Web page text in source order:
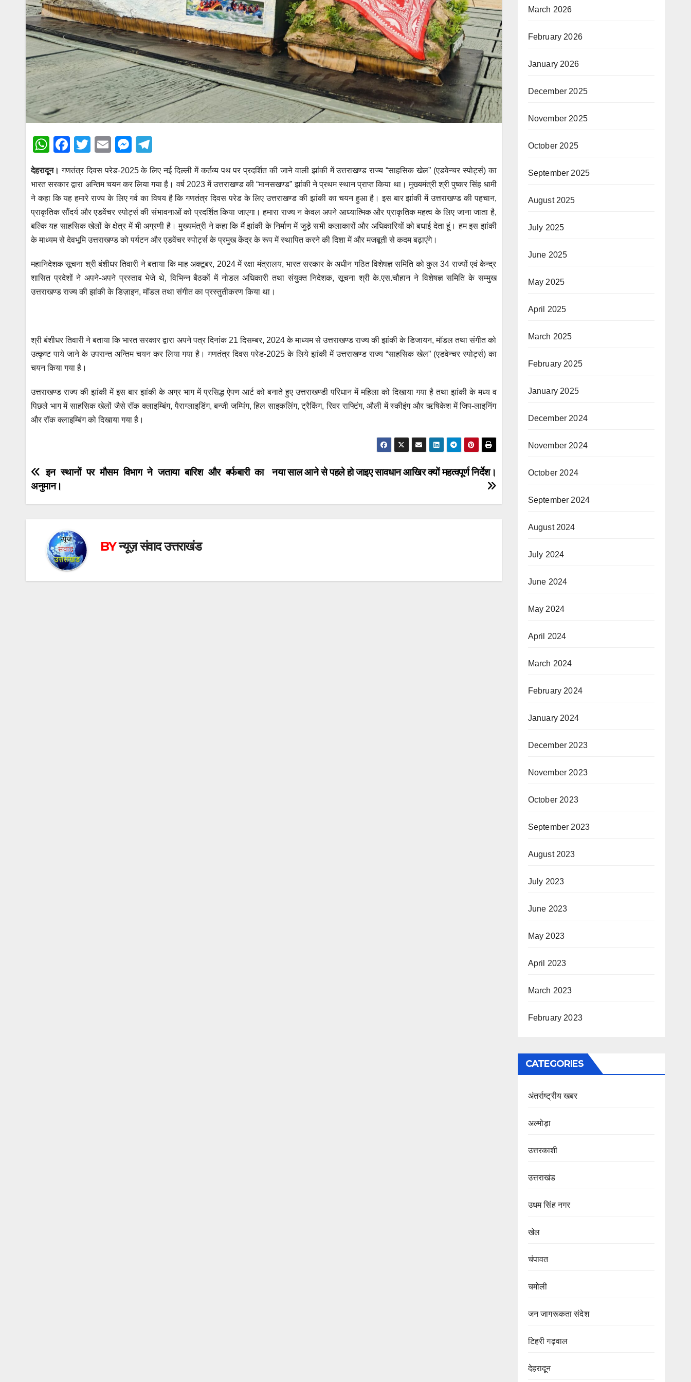
W
at
s
A
p
p
F
a
c
e
b
o
o
k
T
tt
er
E
ail
M
ss
e
n
g
er
el
e
gr
a
m
देहरादून। गणतंत्र दिवस परेड-2025 के लिए नई दिल्ली में कर्तव्य पथ पर प्रदर्शित की जाने वाली झांकी में उत्तराखण्ड राज्य “साहसिक खेल” (एडवेन्चर स्पोर्ट्स) का
भारत सरकार द्वारा अन्तिम चयन कर लिया गया है। वर्ष 2023 में उत्तराखण्ड की “मानसखण्ड” झांकी ने प्रथम स्थान प्राप्त किया था। मुख्यमंत्री श्री पुष्कर सिंह धामी
ने कहा कि यह हमारे राज्य के लिए गर्व का विषय है कि गणतंत्र दिवस परेड के लिए उत्तराखण्ड की झांकी का चयन हुआ है। इस बार झांकी में उत्तराखण्ड की पहचान,
प्राकृतिक सौंदर्य और एडवेंचर स्पोर्ट्स की संभावनाओं को प्रदर्शित किया जाएगा। हमारा राज्य न केवल अपने आध्यात्मिक और प्राकृतिक महत्व के लिए जाना जाता है,
बल्कि यह साहसिक खेलों के क्षेत्र में भी अग्रणी है। मुख्यमंत्री ने कहा कि मैं झांकी के निर्माण में जुड़े सभी कलाकारों और अधिकारियों को बधाई देता हूं। हम इस झांकी
के माध्यम से देवभूमि उत्तराखण्ड को पर्यटन और एडवेंचर स्पोर्ट्स के प्रमुख केंद्र के रूप में स्थापित करने की दिशा में और मजबूती से कदम बढ़ाएंगे।
महानिदेशक सूचना श्री बंशीधर तिवारी ने बताया कि माह अक्टूबर, 2024 में रक्षा मंत्रालय, भारत सरकार के अधीन गठित विशेषज्ञ समिति को कुल 34 राज्यों एवं केन्द्र
शासित प्रदेशों ने अपने-अपने प्रस्ताव भेजे थे, विभिन्न बैठकों में नोडल अधिकारी तथा संयुक्त निदेशक, सूचना श्री के.एस.चौहान ने विशेषज्ञ समिति के सम्मुख
उत्तराखण्ड राज्य की झांकी के डिज़ाइन, मॉडल तथा संगीत का प्रस्तुतीकरण किया था।
श्री बंशीधर तिवारी ने बताया कि भारत सरकार द्वारा अपने पत्र दिनांक 21 दिसम्बर, 2024 के माध्यम से उत्तराखण्ड राज्य की झांकी के डिजायन, मॉडल तथा संगीत को
उत्कृष्ट पाये जाने के उपरान्त अन्तिम चयन कर लिया गया है। गणतंत्र दिवस परेड-2025 के लिये झांकी में उत्तराखण्ड राज्य “साहसिक खेल” (एडवेन्चर स्पोर्ट्स) का
चयन किया गया है।
उत्तराखण्ड राज्य की झांकी में इस बार झांकी के अग्र भाग में प्रसिद्ध ऐपण आर्ट को बनाते हुए उत्तराखण्डी परिधान में महिला को दिखाया गया है तथा झांकी के मध्य व
पिछले भाग में साहसिक खेलों जैसे रॉक क्लाइम्बिंग, पैराग्लाइडिंग, बन्जी जम्पिंग, हिल साइकलिंग, ट्रैकिंग, रिवर राफ्टिंग, औली में स्कीइंग और ऋषिकेश में जिप-लाइनिंग
और रॉक क्लाइम्बिंग को दिखाया गया है।
Post
navigation
नया साल आने से पहले हो जाइए सावधान आखिर क्यों महत्वपूर्ण निर्देश।
इन स्थानों पर मौसम विभाग ने जताया बारिश और बर्फबारी का
अनुमान।
BYन्यूज़ संवाद उत्तराखंड
March 2026
February 2026
January 2026
December 2025
November 2025
October 2025
September 2025
August 2025
July 2025
June 2025
May 2025
April 2025
March 2025
February 2025
January 2025
December 2024
November 2024
October 2024
September 2024
August 2024
July 2024
June 2024
May 2024
April 2024
March 2024
February 2024
January 2024
December 2023
November 2023
October 2023
September 2023
August 2023
July 2023
June 2023
May 2023
April 2023
March 2023
February 2023
CATEGORIES
अंतर्राष्ट्रीय खबर
अल्मोड़ा
उत्तरकाशी
उत्तराखंड
उधम सिंह नगर
खेल
चंपावत
चमोली
जन जागरूकता संदेश
टिहरी गढ़वाल
देहरादून